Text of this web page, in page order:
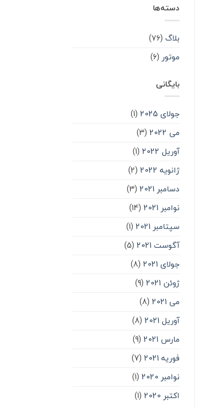
دسته‌ها
بلاگ (۷۶)
موتور (۶)
بایگانی
جولای 2025
(1)
می 2022
(3)
آوریل 2022
(1)
ژانویه 2022
(2)
دسامبر 2021
(3)
نوامبر 2021
(14)
سپتامبر 2021
(1)
آگوست 2021
(5)
جولای 2021
(8)
ژوئن 2021
(9)
می 2021
(8)
آوریل 2021
(8)
مارس 2021
(9)
فوریه 2021
(7)
نوامبر 2020
(1)
اکتبر 2020
(1)